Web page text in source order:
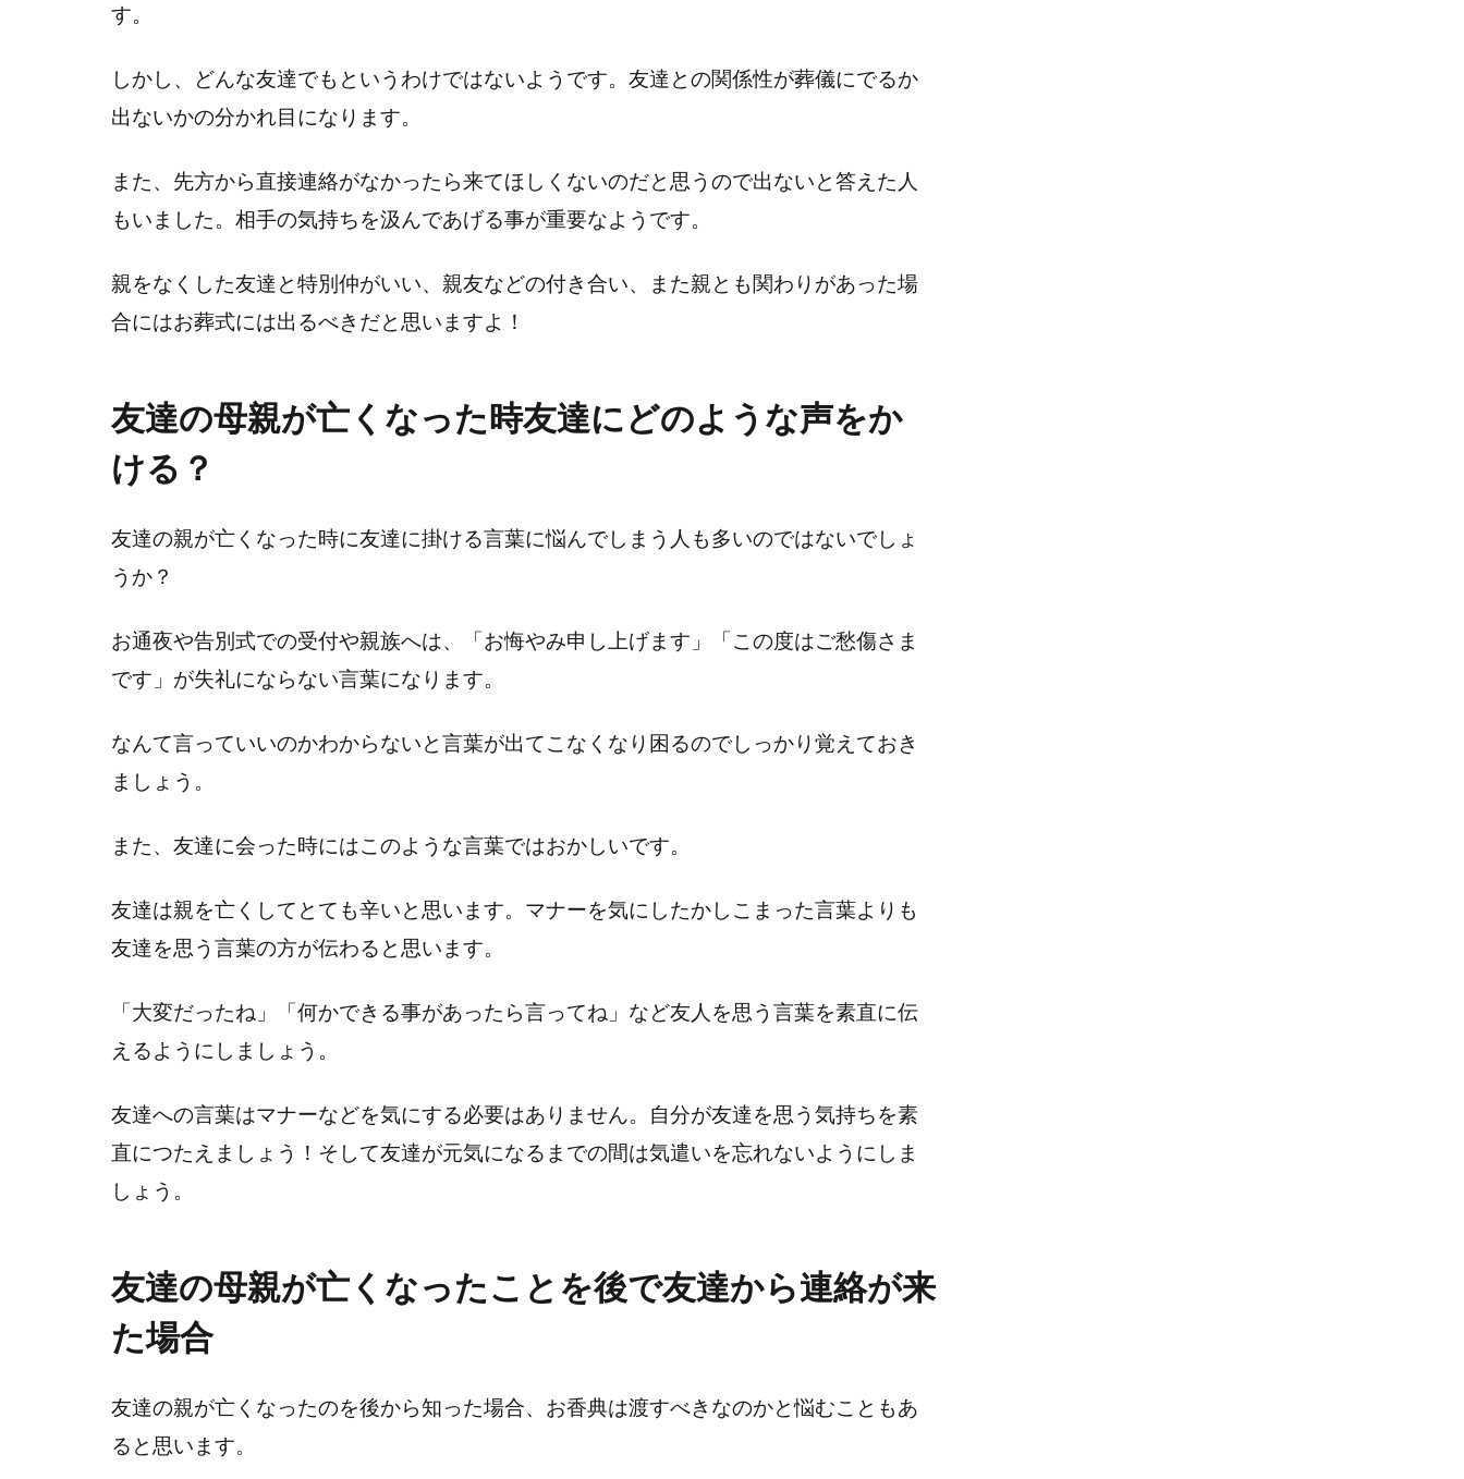
す。
しかし、どんな友達でもというわけではないようです。友達との関係性が葬儀にでるか
出ないかの分かれ目になります。
また、先方から直接連絡がなかったら来てほしくないのだと思うので出ないと答えた人
もいました。相手の気持ちを汲んであげる事が重要なようです。
親をなくした友達と特別仲がいい、親友などの付き合い、また親とも関わりがあった場
合にはお葬式には出るべきだと思いますよ！
友達の母親が亡くなった時友達にどのような声をか
ける？
友達の親が亡くなった時に友達に掛ける言葉に悩んでしまう人も多いのではないでしょ
うか？
お通夜や告別式での受付や親族へは、「お悔やみ申し上げます」「この度はご愁傷さま
です」が失礼にならない言葉になります。
なんて言っていいのかわからないと言葉が出てこなくなり困るのでしっかり覚えておき
ましょう。
また、友達に会った時にはこのような言葉ではおかしいです。
友達は親を亡くしてとても辛いと思います。マナーを気にしたかしこまった言葉よりも
友達を思う言葉の方が伝わると思います。
「大変だったね」「何かできる事があったら言ってね」など友人を思う言葉を素直に伝
えるようにしましょう。
友達への言葉はマナーなどを気にする必要はありません。自分が友達を思う気持ちを素
直につたえましょう！そして友達が元気になるまでの間は気遣いを忘れないようにしま
しょう。
友達の母親が亡くなったことを後で友達から連絡が来
た場合
友達の親が亡くなったのを後から知った場合、お香典は渡すべきなのかと悩むこともあ
ると思います。